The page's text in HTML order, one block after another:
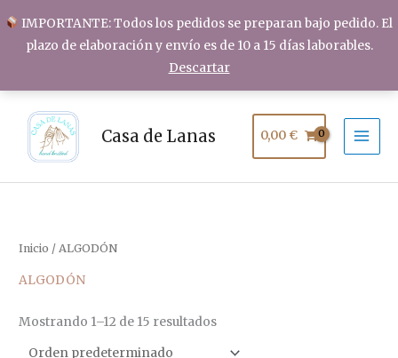
IMPORTANTE: Todos los pedidos se preparan bajo pedido. El
plazo de elaboración y envío es de 10 a 15 días laborables.
Descartar
contenido
Casa de Lanas 0,00€
Inicio / ALGODÓN
ALGODÓN
Mostrando 1–12 de 15 resultados